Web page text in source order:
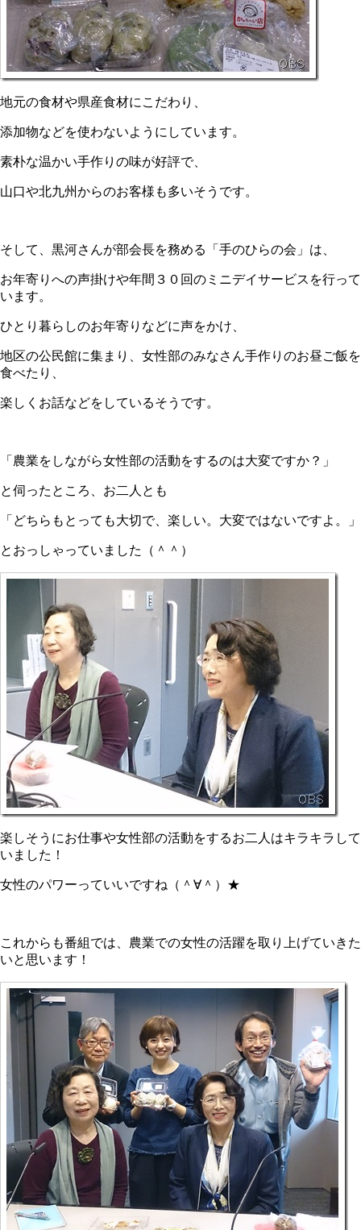
地元の食材や県産食材にこだわり、
添加物などを使わないようにしています。
素朴な温かい手作りの味が好評で、
山口や北九州からのお客様も多いそうです。
そして、黒河さんが部会長を務める「手のひらの会」は、
お年寄りへの声掛けや年間３０回のミニデイサービスを行って
います。
ひとり暮らしのお年寄りなどに声をかけ、
地区の公民館に集まり、女性部のみなさん手作りのお昼ご飯を
食べたり、
楽しくお話などをしているそうです。
「農業をしながら女性部の活動をするのは大変ですか？」
と伺ったところ、お二人とも
「どちらもとっても大切で、楽しい。大変ではないですよ。」
とおっしゃっていました（＾＾）
楽しそうにお仕事や女性部の活動をするお二人はキラキラして
いました！
女性のパワーっていいですね（＾∀＾）★
これからも番組では、農業での女性の活躍を取り上げていきた
いと思います！